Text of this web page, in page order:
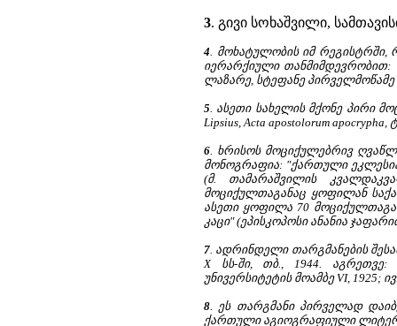
3. გივი სოხაშვილი,
4 . მოხატულობის იმ
იერარქიული თანმიმდევრობით:
ლაზარე, სტეფანე პირველმოწამე
5 . ასეთი სახელის მქონე პირი
Lipsius, Acta apostolorum apocrypha,
6 . ხრისოს მოციქულებრივ
მონოგრაფია: "ქართული ეკლესია
(მ. თამარაშვილის
მოციქულთაგანაც ყოფილან
ასეთი ყოფილა 70
კაცი" (ეპისკოპოსი ანანია
7 . ადრინდელი თარგმანების
X სს-ში, თბ., 1944.
უნივერსიტეტის მოამბე VI, 1925;
8 . ეს თარგმანი პირველად
ქართული აგიოგრაფიული